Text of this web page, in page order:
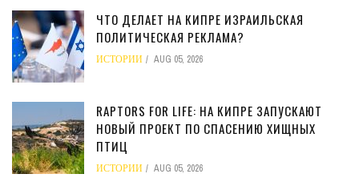
ЧТО ДЕЛАЕТ НА КИПРЕ ИЗРАИЛЬСКАЯ
ПОЛИТИЧЕСКАЯ РЕКЛАМА?
ИСТОРИИ AUG 05, 2026
RAPTORS FOR LIFE: НА КИПРЕ ЗАПУСКАЮТ
НОВЫЙ ПРОЕКТ ПО СПАСЕНИЮ ХИЩНЫХ
ПТИЦ
ИСТОРИИ AUG 05, 2026